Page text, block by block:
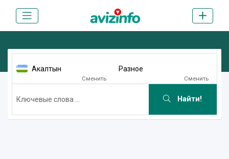
Акалтын
Сменить
Разное
Сменить
Найти!